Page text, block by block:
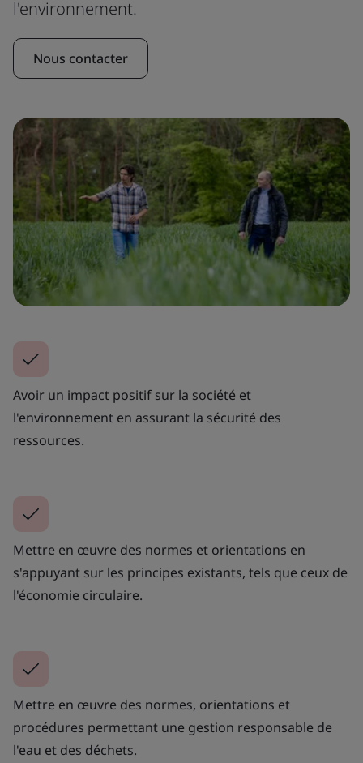
l'environnement.
Nous contacter
Avoir un impact positif sur la société et
l'environnement en assurant la sécurité des
ressources.
Mettre en œuvre des normes et orientations en
s'appuyant sur les principes existants, tels que ceux de
l'économie circulaire.
Mettre en œuvre des normes, orientations et
procédures permettant une gestion responsable de
l'eau et des déchets.